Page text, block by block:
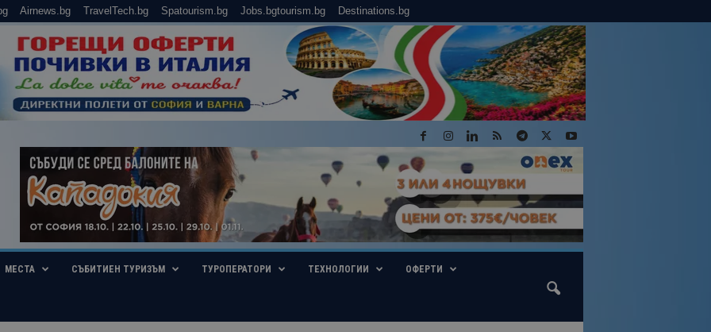
Airnews.bg TravelTech.bg Spatourism.bg Jobs.bgtourism.bg Destinations.bg
МЕСТА СЪБИТИЕН ТУРИЗЪМ ТУРОПЕРАТОРИ ТЕХНОЛОГИИ ОФЕРТИ